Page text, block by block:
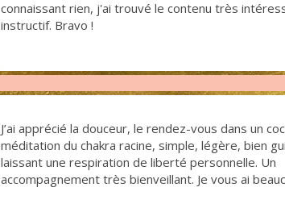
connaissant rien, j'ai trouvé le contenu très
instructif. Bravo !
J’ai apprécié la douceur, le rendez-vous dans un
méditation du chakra racine, simple, légère, bien
laissant une respiration de liberté personnelle. Un
accompagnement très bienveillant. Je vous ai